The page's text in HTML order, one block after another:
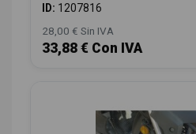
ID: 1207816
28,00 € Sin IVA
33,88 € Con IVA